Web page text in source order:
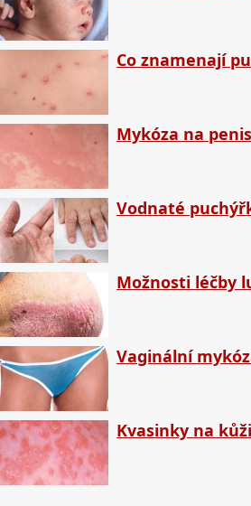
Co znamenají
Mykóza na
Vodnaté
Možnosti léčby
Vaginální
Kvasinky na kůži